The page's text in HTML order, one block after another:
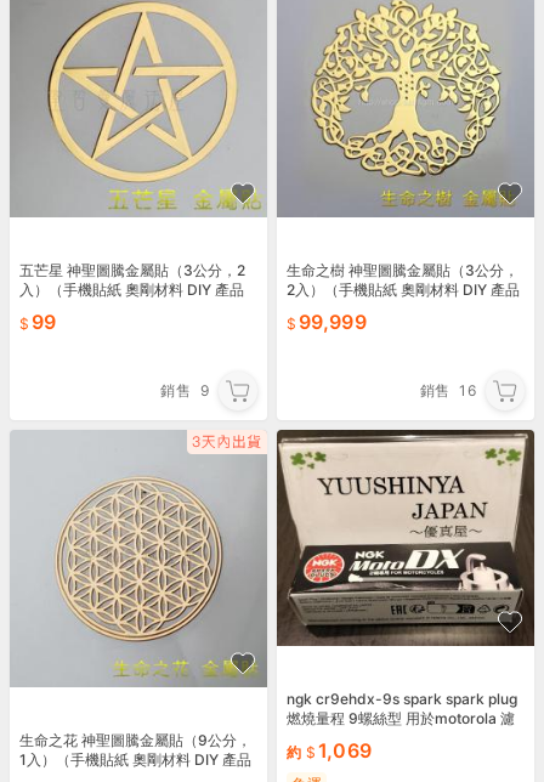
五芒星 神聖圖騰金屬貼（3公分，2
入）（手機貼紙 奧剛材料 DIY 產品
99
銷售 9
生命之樹 神聖圖騰金屬貼（3公分，
2入）（手機貼紙 奧剛材料 DIY 產品
99,999
銷售 16
生命之花 神聖圖騰金屬貼（9公分，
1入）（手機貼紙 奧剛材料 DIY 產品
ngk cr9ehdx-9s spark spark plug
燃燒量程 9螺絲型 用於motorola 濾
約 1,069